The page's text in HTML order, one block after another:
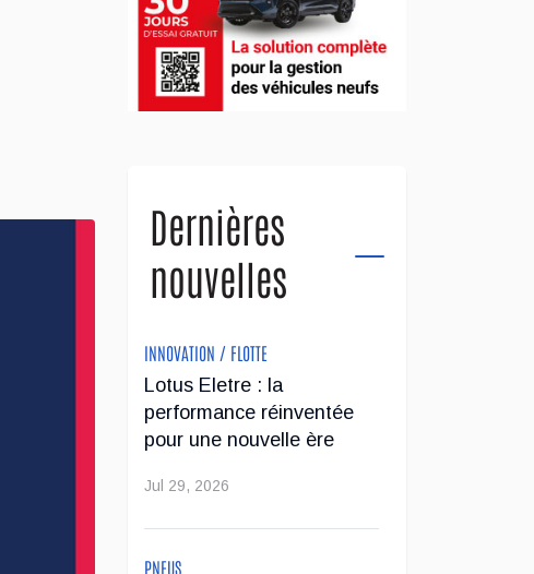
Dernières
nouvelles
INNOVATION / FLOTTE
Lotus Eletre : la
performance réinventée
pour une nouvelle ère
Jul 29, 2026
PNEUS